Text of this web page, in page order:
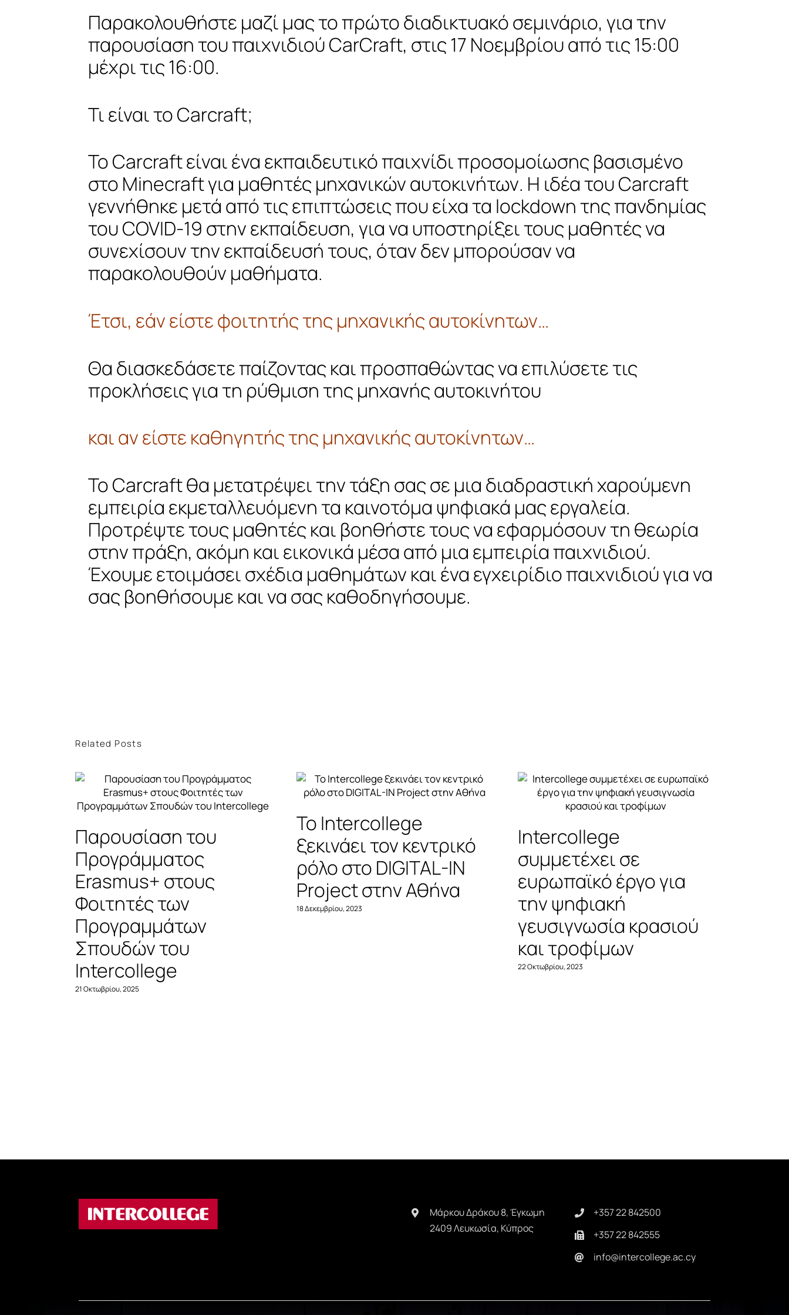
Παρακολουθήστε μαζί μας το πρώτο διαδικτυακό σεμινάριο, για την
παρουσίαση του παιχνιδιού CarCraft, στις 17 Νοεμβρίου από τις 15:00
μέχρι τις 16:00.
Τι είναι το Carcraft;
Το Carcraft είναι ένα εκπαιδευτικό παιχνίδι προσομοίωσης βασισμένο
στο Minecraft για μαθητές μηχανικών αυτοκινήτων. Η ιδέα του Carcraft
γεννήθηκε μετά από τις επιπτώσεις που είχα τα lockdown της πανδημίας
του COVID-19 στην εκπαίδευση, για να υποστηρίξει τους μαθητές να
συνεχίσουν την εκπαίδευσή τους, όταν δεν μπορούσαν να
παρακολουθούν μαθήματα.
Έτσι, εάν είστε φοιτητής της μηχανικής αυτοκίνητων…
Θα διασκεδάσετε παίζοντας και προσπαθώντας να επιλύσετε τις
προκλήσεις για τη ρύθμιση της μηχανής αυτοκινήτου
και αν είστε καθηγητής της μηχανικής αυτοκίνητων…
Το Carcraft θα μετατρέψει την τάξη σας σε μια διαδραστική χαρούμενη
εμπειρία εκμεταλλευόμενη τα καινοτόμα ψηφιακά μας εργαλεία.
Προτρέψτε τους μαθητές και βοηθήστε τους να εφαρμόσουν τη θεωρία
στην πράξη, ακόμη και εικονικά μέσα από μια εμπειρία παιχνιδιού.
Έχουμε ετοιμάσει σχέδια μαθημάτων και ένα εγχειρίδιο παιχνιδιού για να
σας βοηθήσουμε και να σας καθοδηγήσουμε.
Related Posts
Παρουσίαση του
Προγράμματος
Erasmus+ στους
Φοιτητές των
Προγραμμάτων
Σπουδών του
Intercollege
21 Οκτωβρίου, 2025
Το Intercollege
ξεκινάει τον κεντρικό
ρόλο στο DIGITAL-IN
Project στην Αθήνα
18 Δεκεμβρίου, 2023
Intercollege
συμμετέχει σε
ευρωπαϊκό έργο για
την ψηφιακή
γευσιγνωσία κρασιού
και τροφίμων
22 Οκτωβρίου, 2023
Μάρκου Δράκου 8, Έγκωμη
2409 Λευκωσία, Κύπρος
+357 22 842500
+357 22 842555
info@intercollege.ac.cy